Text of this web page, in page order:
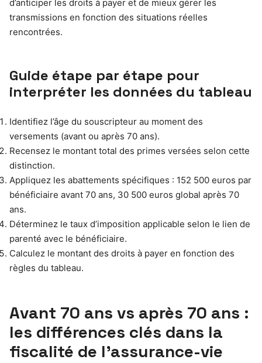
d’anticiper les droits à payer et de mieux gérer les
transmissions en fonction des situations réelles
rencontrées.
Guide étape par étape pour
interpréter les données du tableau
Identifiez l’âge du souscripteur au moment des
versements (avant ou après 70 ans).
Recensez le montant total des primes versées selon cette
distinction.
Appliquez les abattements spécifiques : 152 500 euros par
bénéficiaire avant 70 ans, 30 500 euros global après 70
ans.
Déterminez le taux d’imposition applicable selon le lien de
parenté avec le bénéficiaire.
Calculez le montant des droits à payer en fonction des
règles du tableau.
Avant 70 ans vs après 70 ans :
les différences clés dans la
fiscalité de l’assurance-vie